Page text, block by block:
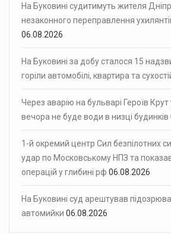
На Буковині судитимуть жителя
незаконного переправлення
06.08.2026
На Буковині за добу сталося 15
горіли автомобілі, квартира та
Через аварію на бульварі Героїв
вечора не буде води в низці будинків
1-й окремий центр Сил безпілотних
удар по Московському НПЗ та
операцій у глибині рф 06.08.2026
На Буковині суд арештував
автомийки 06.08.2026